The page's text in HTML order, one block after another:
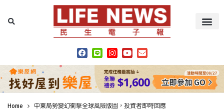
Home 中東局勢變幻衝擊全球風險版圖，投資者即時回應